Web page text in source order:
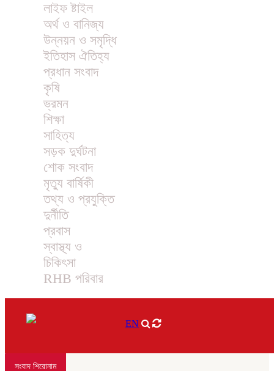
লাইফ ষ্টাইল
অর্থ ও বানিজ্য
উন্নয়ন ও সমৃদ্ধি
ইতিহাস ঐতিহ্য
প্রধান সংবাদ
কৃষি
ভ্রমন
শিক্ষা
সাহিত্য
সড়ক দুর্ঘটনা
শোক সংবাদ
মৃত্যু বার্ষিকী
তথ্য ও প্রযুক্তি
দুর্নীতি
প্রবাস
স্বাস্থ্য ও
চিকিৎসা
RHB পরিবার
EN
সংবাদ শিরোনাম